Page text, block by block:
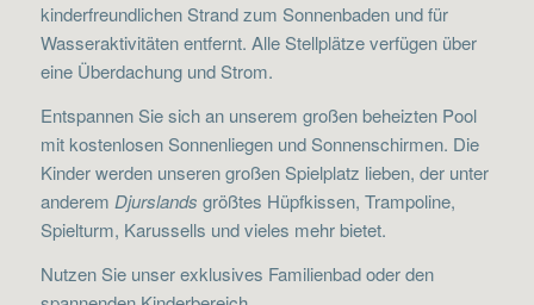
kinderfreundlichen Strand zum Sonnenbaden und für
Wasseraktivitäten entfernt. Alle Stellplätze verfügen über
eine Überdachung und Strom.
Entspannen Sie sich an unserem großen beheizten Pool
mit kostenlosen Sonnenliegen und Sonnenschirmen. Die
Kinder werden unseren großen Spielplatz lieben, der unter
anderem Djurslands größtes Hüpfkissen, Trampoline,
Spielturm, Karussells und vieles mehr bietet.
Nutzen Sie unser exklusives Familienbad oder den